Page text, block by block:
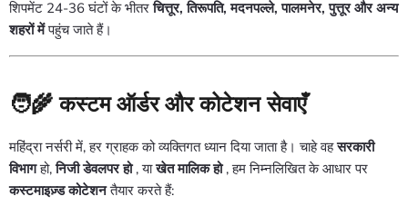
शिपमेंट 24-36 घंटों के भीतरचित्तूर, तिरूपति, मदनपल्ले, पालमनेर, पुत्तूर और अन्य
शहरों मेंपहुंच जाते हैं।
🧑🌾कस्टम ऑर्डर और कोटेशन सेवाएँ
महिंद्रा नर्सरी में, हर ग्राहक को व्यक्तिगत ध्यान दिया जाता है। चाहे वहसरकारी
विभागहो,निजी डेवलपर हो, याखेत मालिक हो, हम निम्नलिखित के आधार पर
कस्टमाइज़्ड कोटेशनतैयार करते हैं: